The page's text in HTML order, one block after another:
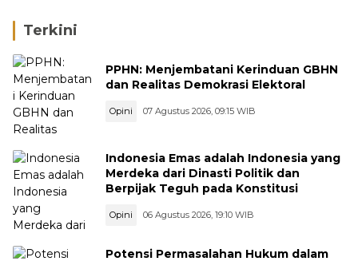
Terkini
PPHN: Menjembatani Kerinduan GBHN
dan Realitas Demokrasi Elektoral
Opini 07 Agustus 2026, 09:15 WIB
Indonesia Emas adalah Indonesia yang
Merdeka dari Dinasti Politik dan
Berpijak Teguh pada Konstitusi
Opini 06 Agustus 2026, 19:10 WIB
Potensi Permasalahan Hukum dalam